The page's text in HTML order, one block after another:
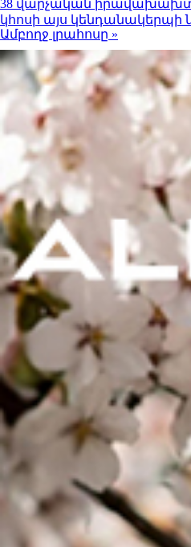
38 վարչական
կհոսի այս կենդանակերպի
Ամբողջ լրահոսը »